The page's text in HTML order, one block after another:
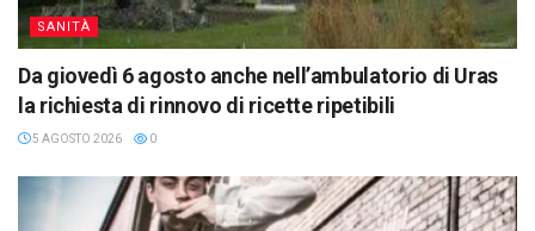
SANITÀ
Da giovedì 6 agosto anche nell’ambulatorio di Uras
la richiesta di rinnovo di ricette ripetibili
5 AGOSTO 2026 0